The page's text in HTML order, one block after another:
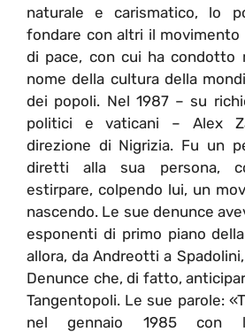
naturale e carismatico, lo
fondare con altri il
di pace, con cui ha condotto
nome della cultura della
dei popoli. Nel 1987 – su
politici e vaticani – Alex
direzione di Nigrizia. Fu un
diretti alla sua persona,
estirpare, colpendo lui, un
nascendo. Le sue denunce
esponenti di primo piano
allora, da Andreotti a
Denunce che, di fatto,
Tangentopoli. Le sue parole:
nel gennaio 1985 con